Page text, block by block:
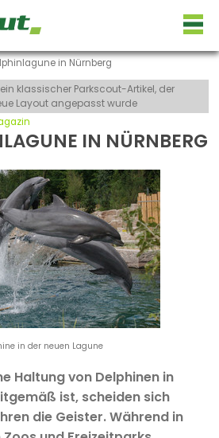
in Nürnberg
klassischer Parkscout-Artikel, der
Layout angepasst wurde
IN NÜRNBERG
in der neuen Lagune
Haltung von Delphinen in
ist, scheiden sich
die Geister. Während in